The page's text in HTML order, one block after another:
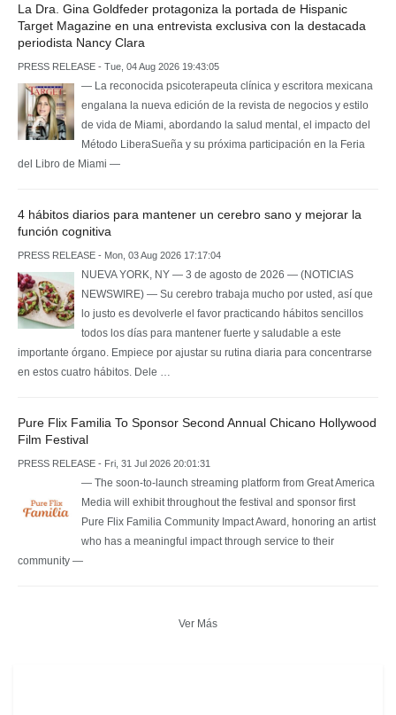
La Dra. Gina Goldfeder protagoniza la portada de Hispanic
Target Magazine en una entrevista exclusiva con la destacada
periodista Nancy Clara
PRESS RELEASE - Tue, 04 Aug 2026 19:43:05
— La reconocida psicoterapeuta clínica y escritora mexicana
engalana la nueva edición de la revista de negocios y estilo
de vida de Miami, abordando la salud mental, el impacto del
Método LiberaSueña y su próxima participación en la Feria
del Libro de Miami —
4 hábitos diarios para mantener un cerebro sano y mejorar la
función cognitiva
PRESS RELEASE - Mon, 03 Aug 2026 17:17:04
NUEVA YORK, NY — 3 de agosto de 2026 — (NOTICIAS
NEWSWIRE) — Su cerebro trabaja mucho por usted, así que
lo justo es devolverle el favor practicando hábitos sencillos
todos los días para mantener fuerte y saludable a este
importante órgano. Empiece por ajustar su rutina diaria para concentrarse
en estos cuatro hábitos. Dele …
Pure Flix Familia To Sponsor Second Annual Chicano Hollywood
Film Festival
PRESS RELEASE - Fri, 31 Jul 2026 20:01:31
— The soon-to-launch streaming platform from Great America
Media will exhibit throughout the festival and sponsor first
Pure Flix Familia Community Impact Award, honoring an artist
who has a meaningful impact through service to their
community —
Ver Más